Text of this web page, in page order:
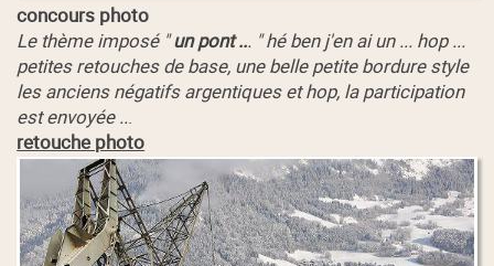
concours photo
Le thème imposé "un pont ... " hé ben j'en ai un ... hop ...
petites retouches de base, une belle petite bordure style
les anciens négatifs argentiques et hop, la participation
est envoyée ...
retouche photo